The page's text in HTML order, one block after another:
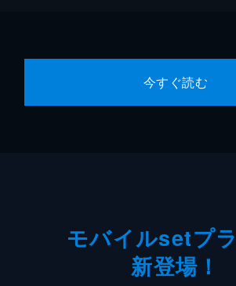
今すぐ読む
モバイルsetプ
新登場！